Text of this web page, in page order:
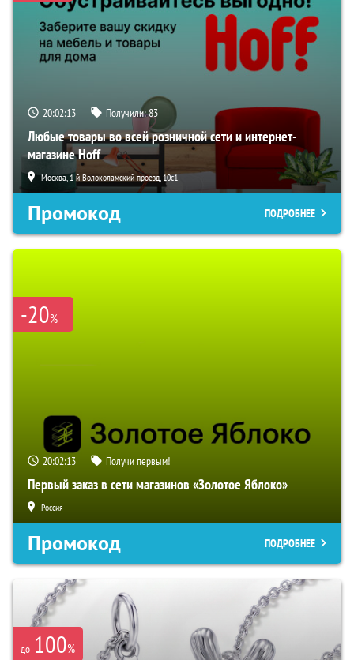
20:02:12 Получили:83
Любые товары во всей розничной сети и интернет-
магазине Hoff
Москва, 1-й Волоколамский проезд, 10с1
Промокод ПОДРОБНЕЕ
-20%
20:02:12 Получи первым!
Первый заказ в сети магазинов «Золотое Яблоко»
Россия
Промокод ПОДРОБНЕЕ
до 100%